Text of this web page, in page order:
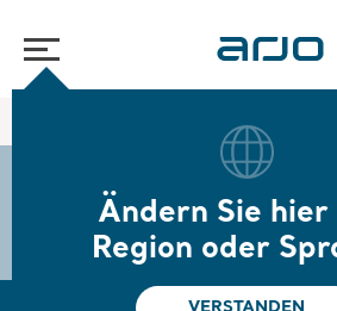
Ändern Sie hier
Region oder
VERSTANDEN
Arjo offentliggör
The share s-
Reports & Presentations The